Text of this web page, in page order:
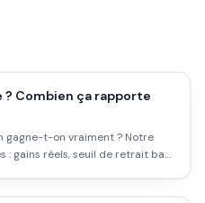
? Combien ça rapporte
gagne-t-on vraiment ? Notre
: gains réels, seuil de retrait bas